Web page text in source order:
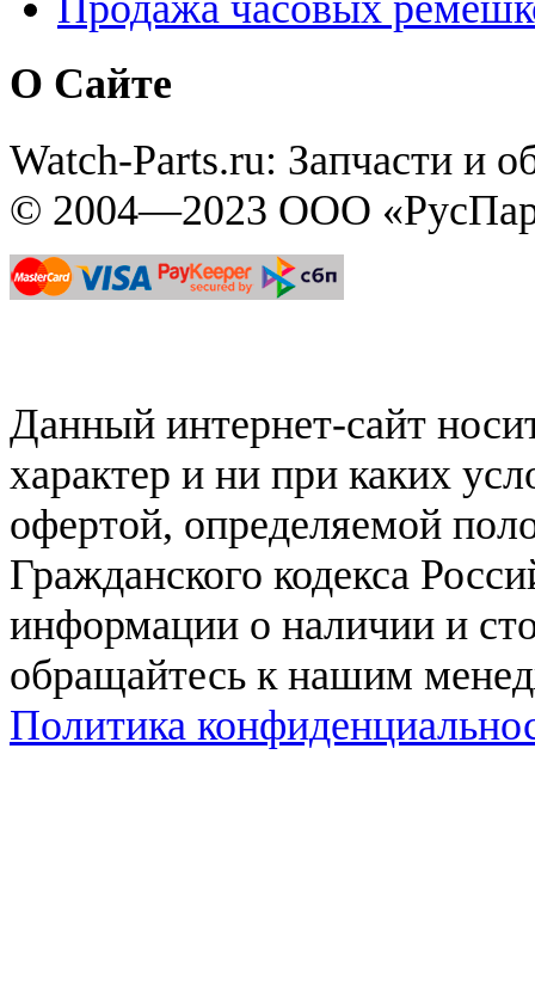
О Сайте
Watch-Parts.ru: Запчасти и
© 2004—2023 ООО
Данный интернет-сайт
характер и ни при каких
офертой, определяемой
Гражданского кодекса
информации о наличии и
обращайтесь к нашим
Политика